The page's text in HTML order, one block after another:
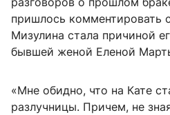
пришлось комментировать
Мизулина стала причиной
бывшей женой Еленой
«Мне обидно, что на Кате
разлучницы. Причем, не